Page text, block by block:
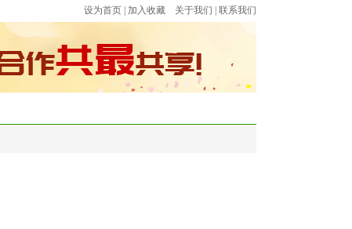
设为首页 加入收藏 关于我们 联系我们